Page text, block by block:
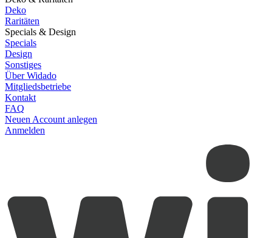
Deko
Raritäten
Specials & Design
Specials
Design
Sonstiges
Über Widado
Mitgliedsbetriebe
Kontakt
FAQ
Neuen Account anlegen
Anmelden